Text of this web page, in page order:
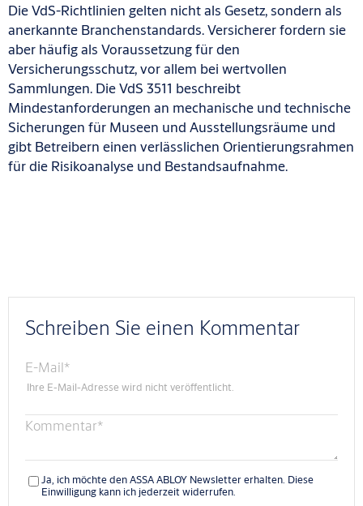
Die VdS-Richtlinien gelten nicht als Gesetz, sondern als
anerkannte Branchenstandards. Versicherer fordern sie
aber häufig als Voraussetzung für den
Versicherungsschutz, vor allem bei wertvollen
Sammlungen. Die VdS 3511 beschreibt
Mindestanforderungen an mechanische und technische
Sicherungen für Museen und Ausstellungsräume und
gibt Betreibern einen verlässlichen Orientierungsrahmen
für die Risikoanalyse und Bestandsaufnahme.
Schreiben Sie einen Kommentar
E-Mail*
Ihre E-Mail-Adresse wird nicht veröffentlicht.
Kommentar*
Ja, ich möchte den ASSA ABLOY Newsletter erhalten. Diese
Einwilligung kann ich jederzeit widerrufen.